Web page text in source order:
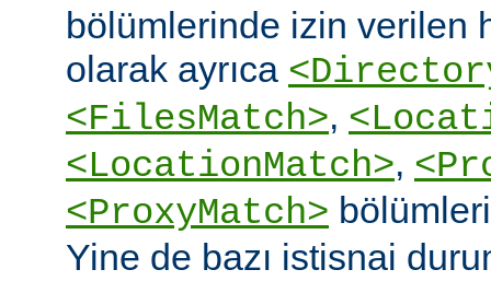
bölümlerinde izin verilen
olarak ayrıca
<FilesMatch>,
<LocationMatch>,
<ProxyMatch>
Yine de bazı istisnai